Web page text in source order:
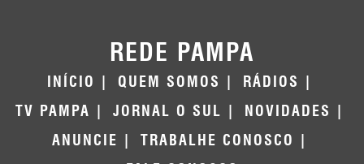
REDE PAMPA
INÍCIO QUEM SOMOS
RÁDIOS
TV PAMPA
JORNAL O SUL
NOVIDADES
ANUNCIE
TRABALHE CONOSCO